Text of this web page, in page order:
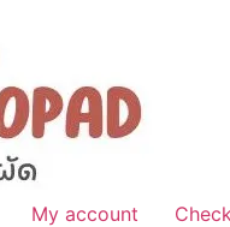
My account